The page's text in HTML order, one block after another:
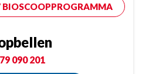
090 201